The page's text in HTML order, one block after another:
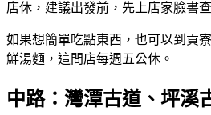
店休，建議出發前，先上店家臉書
如果想簡單吃點東西，也可以到貢
鮮湯麵，這間店每週五公休。
中路：灣潭古道、坪溪